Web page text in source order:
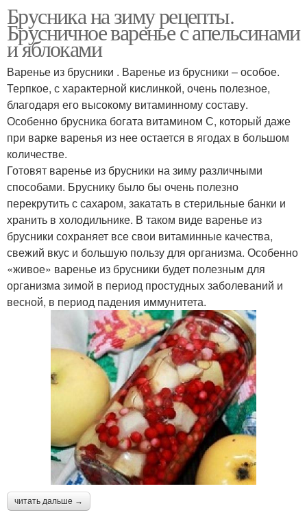
Брусника на зиму рецепты.
Брусничное варенье с апельсинами
и яблоками
Варенье из брусники . Варенье из брусники – особое.
Терпкое, с характерной кислинкой, очень полезное,
благодаря его высокому витаминному составу.
Особенно брусника богата витамином С, который даже
при варке варенья из нее остается в ягодах в большом
количестве.
Готовят варенье из брусники на зиму различными
способами. Бруснику было бы очень полезно
перекрутить с сахаром, закатать в стерильные банки и
хранить в холодильнике. В таком виде варенье из
брусники сохраняет все свои витаминные качества,
свежий вкус и большую пользу для организма. Особенно
«живое» варенье из брусники будет полезным для
организма зимой в период простудных заболеваний и
весной, в период падения иммунитета.
читать дальше →